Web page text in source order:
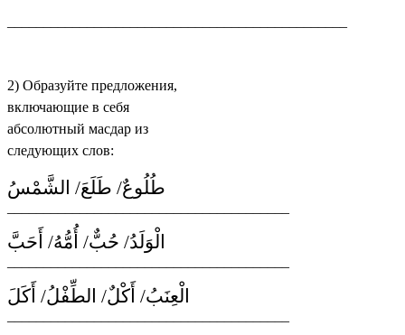
2) Образуйте предложения,
включающие в себя
абсолютный масдар из
следующих слов:
طُلُوعٌ/ طَلَعَ/ الشَّمْسُ
الْوَلَدُ/ حُبٌّ/ أُمُّهُ/ أَحَبَّ
الْعِنَبُ/ أَكْلٌ/ الطِّفْلُ/ أَكَلَ